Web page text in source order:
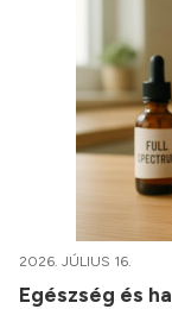
2026. JÚLIUS 16.
Egészség és